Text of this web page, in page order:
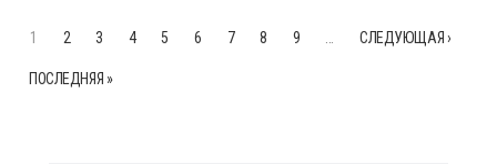
1 2 3 4 5 6 7 8 9 СЛЕДУЮЩАЯ ›
ПОСЛЕДНЯЯ »